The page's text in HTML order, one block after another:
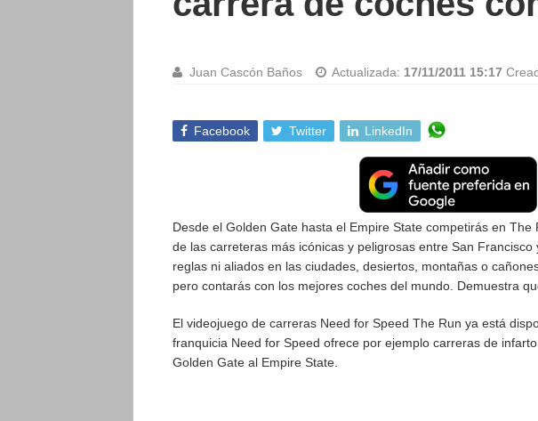
Juan Cascón Baños Actualizada: 17/11/2011 15:17
Facebook Twitter LinkedIn
Desde el Golden Gate hasta el Empire State competirás en
de las carreteras más icónicas y peligrosas entre San Francisco
reglas ni aliados en las ciudades, desiertos, montañas o
pero contarás con los mejores coches del mundo. Demuestra
El videojuego de carreras Need for Speed The Run ya está
franquicia Need for Speed ofrece por ejemplo carreras de
Golden Gate al Empire State.